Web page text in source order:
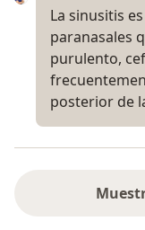
La sinusitis
paranasales
purulento,
posterior de